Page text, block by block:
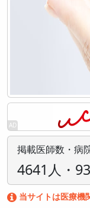
掲載医師数・病
4641人・
当サイトは医療機